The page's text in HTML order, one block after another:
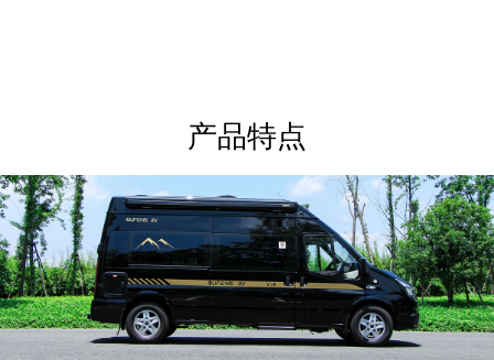
产品特点